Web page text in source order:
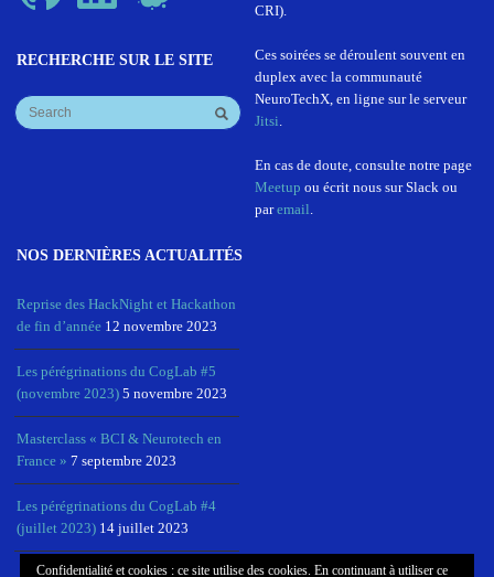
RECHERCHE SUR LE SITE
CRI).
Ces soirées se déroulent souvent en
duplex avec la communauté
NeuroTechX, en ligne sur le serveur
Jitsi
En cas de doute, consulte notre page
Meetup ou écrit nous sur Slack ou
paremail
NOS DERNIÈRES ACTUALITÉS
Reprise des HackNight et Hackathon
de fin d’année 12 novembre 2023
Les pérégrinations du CogLab #5
(novembre 2023) 5 novembre 2023
Masterclass « BCI & Neurotech en
France » 7 septembre 2023
Les pérégrinations du CogLab #4
(juillet 2023) 14 juillet 2023
Confidentialité et cookies : ce site utilise des cookies. En continuant à utiliser ce